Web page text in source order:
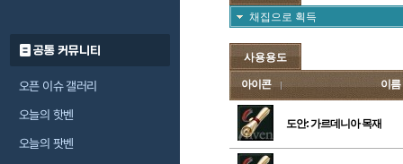
공통 커뮤니티
오픈 이슈 갤러리
오늘의 핫벤
오늘의 팟벤
채집으로 획득
사용용도
아이콘 이름
도안: 가르데니아 목재